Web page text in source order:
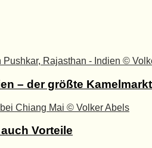
– der größte
Vorteile